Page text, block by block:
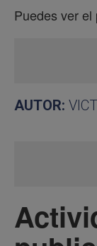
Puedes ver el
AUTOR: